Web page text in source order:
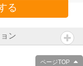
る
ン
ページTOP